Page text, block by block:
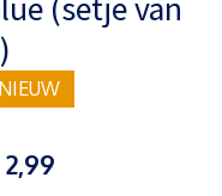
(setje van
NIEUW